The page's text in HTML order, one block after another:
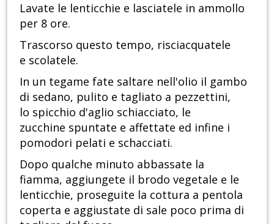
Lavate le lenticchie e lasciatele in ammollo
per 8 ore.
Trascorso questo tempo, risciacquatele
e scolatele.
In un tegame fate saltare nell'olio il gambo
di sedano, pulito e tagliato a pezzettini,
lo spicchio d'aglio schiacciato, le
zucchine spuntate e affettate ed infine i
pomodori pelati e schacciati.
Dopo qualche minuto abbassate la
fiamma, aggiungete il brodo vegetale e le
lenticchie, proseguite la cottura a pentola
coperta e aggiustate di sale poco prima di